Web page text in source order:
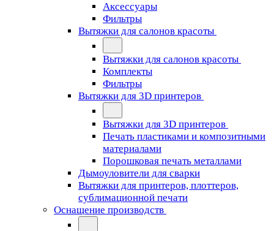
Аксессуары
Фильтры
Вытяжки для салонов красоты
Вытяжки для салонов красоты
Комплекты
Фильтры
Вытяжки для 3D принтеров
Вытяжки для 3D принтеров
Печать пластиками и композитными
материалами
Порошковая печать металлами
Дымоуловители для сварки
Вытяжки для принтеров, плоттеров,
сублимационной печати
Оснащение производств